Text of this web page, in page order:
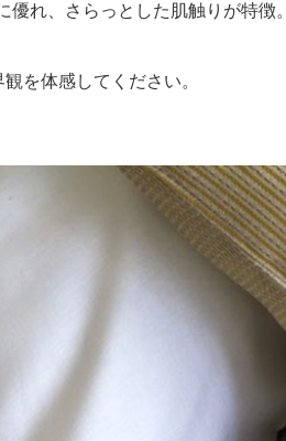
れ、さらっとした肌触りが特徴。
を体感してください。